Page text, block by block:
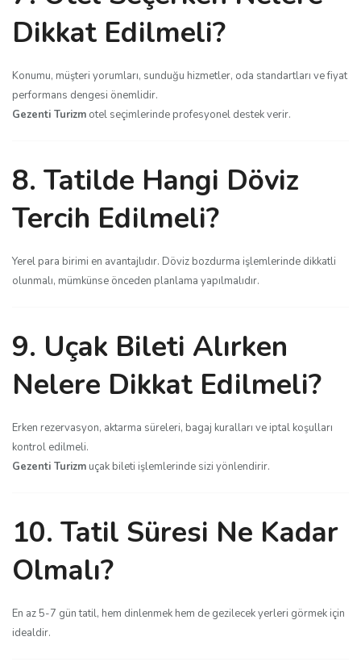
Dikkat Edilmeli?
Konumu, müşteri yorumları, sunduğu hizmetler, oda standartları ve fiyat
performans dengesi önemlidir.
Gezenti Turizm otel seçimlerinde profesyonel destek verir.
8. Tatilde Hangi Döviz
Tercih Edilmeli?
Yerel para birimi en avantajlıdır. Döviz bozdurma işlemlerinde dikkatli
olunmalı, mümkünse önceden planlama yapılmalıdır.
9. Uçak Bileti Alırken
Nelere Dikkat Edilmeli?
Erken rezervasyon, aktarma süreleri, bagaj kuralları ve iptal koşulları
kontrol edilmeli.
Gezenti Turizm uçak bileti işlemlerinde sizi yönlendirir.
10. Tatil Süresi Ne Kadar
Olmalı?
En az 5-7 gün tatil, hem dinlenmek hem de gezilecek yerleri görmek için
idealdir.